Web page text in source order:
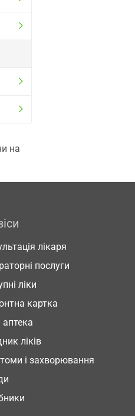
на
лікаря
послуги
ліки
картка
ліків
і захворювання